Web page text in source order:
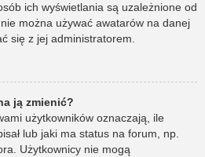
ich wyświetlania są uzależnione od
można używać awatarów na danej
się z jej administratorem.
ją zmienić?
użytkowników oznaczają, ile
lub jaki ma status na forum, np.
Użytkownicy nie mogą